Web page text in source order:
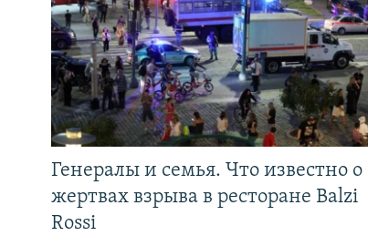
Генералы и семья. Что известно о
жертвах взрыва в ресторане Balzi
Rossi